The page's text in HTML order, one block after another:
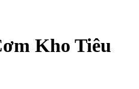
Kho Tiêu